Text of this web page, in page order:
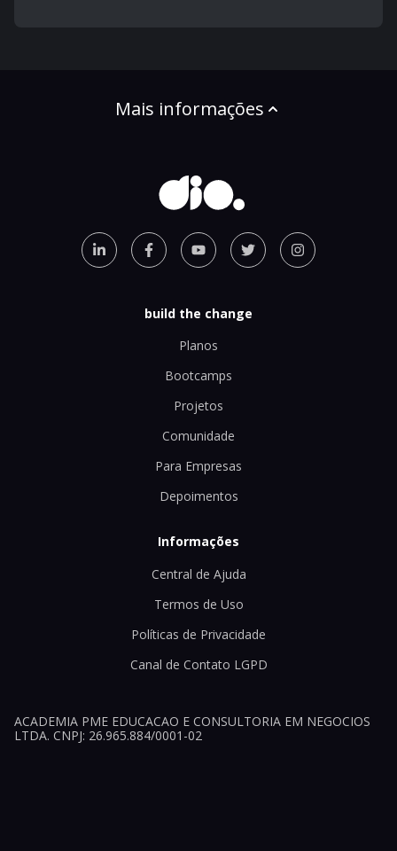
Mais informações
build the change
Planos
Bootcamps
Projetos
Comunidade
Para Empresas
Depoimentos
Informações
Central de Ajuda
Termos de Uso
Políticas de Privacidade
Canal de Contato LGPD
ACADEMIA PME EDUCACAO E CONSULTORIA EM NEGOCIOS
LTDA. CNPJ: 26.965.884/0001-02